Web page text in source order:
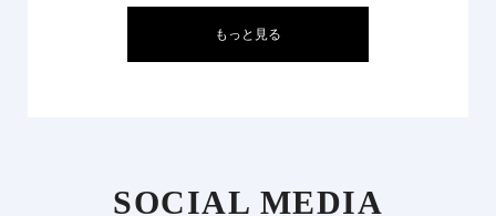
もっと見る
SOCIAL MEDIA